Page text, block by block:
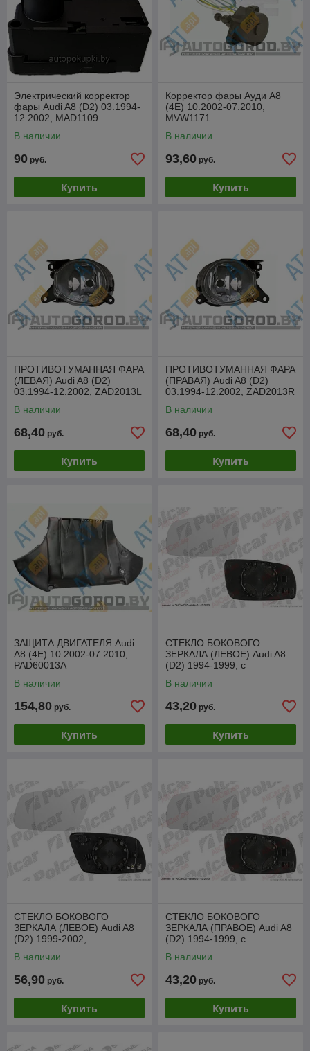
Электрический корректор
фары Audi A8 (D2) 03.1994-
12.2002, MAD1109
В наличии
90 руб.
Купить
Корректор фары Ауди A8
(4E) 10.2002-07.2010,
MVW1171
В наличии
93,60 руб.
Купить
ПРОТИВОТУМАННАЯ ФАРА
(ЛЕВАЯ) Audi A8 (D2)
03.1994-12.2002, ZAD2013L
В наличии
68,40 руб.
Купить
ПРОТИВОТУМАННАЯ ФАРА
(ПРАВАЯ) Audi A8 (D2)
03.1994-12.2002, ZAD2013R
В наличии
68,40 руб.
Купить
ЗАЩИТА ДВИГАТЕЛЯ Audi
A8 (4E) 10.2002-07.2010,
PAD60013A
В наличии
154,80 руб.
Купить
СТЕКЛО БОКОВОГО
ЗЕРКАЛА (ЛЕВОЕ) Audi A8
(D2) 1994-1999, с
В наличии
43,20 руб.
Купить
СТЕКЛО БОКОВОГО
ЗЕРКАЛА (ЛЕВОЕ) Audi A8
(D2) 1999-2002,
В наличии
56,90 руб.
Купить
СТЕКЛО БОКОВОГО
ЗЕРКАЛА (ПРАВОЕ) Audi A8
(D2) 1994-1999, с
В наличии
43,20 руб.
Купить